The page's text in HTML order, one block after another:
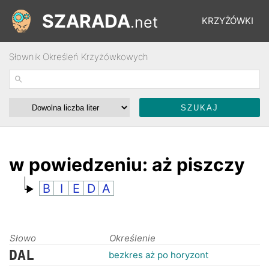
KRZYŻÓWKI
ŁAMIGŁÓWKI
SZARADA.net
Słownik Określeń Krzyżówkowych
w powiedzeniu: aż piszczy
B I E D A
Słowo Określenie
DAL bezkres aż po horyzont